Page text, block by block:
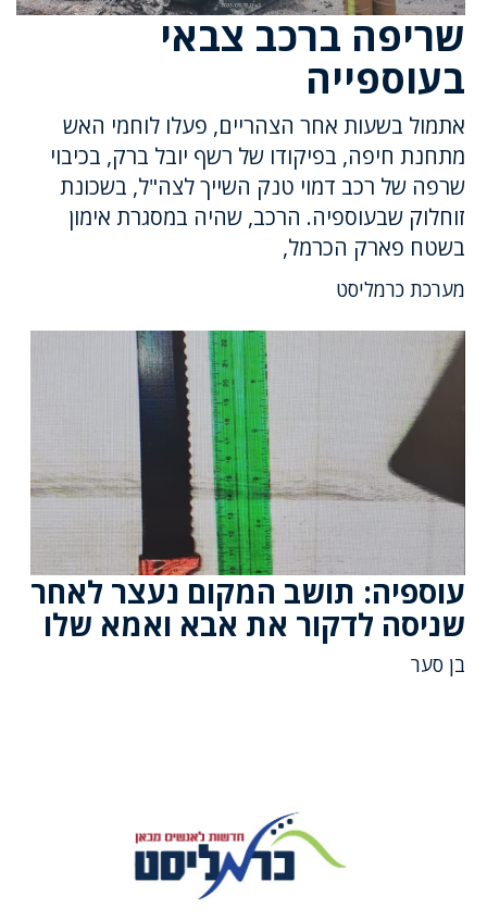
שריפה ברכב צבאי
בעוספייה
אתמול בשעות אחר הצהריים, פעלו לוחמי האש
מתחנת חיפה, בפיקודו של רשף יובל ברק, בכיבוי
שרפה של רכב דמוי טנק השייך לצה"ל, בשכונת
זוחלוק שבעוספיה. הרכב, שהיה במסגרת אימון
בשטח פארק הכרמל,
מערכת כרמליסט
עוספיה: תושב המקום נעצר לאחר
שניסה לדקור את אבא ואמא שלו
בן סער